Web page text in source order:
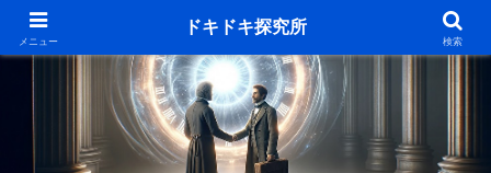
メニュー
ドキドキ探究所
検索